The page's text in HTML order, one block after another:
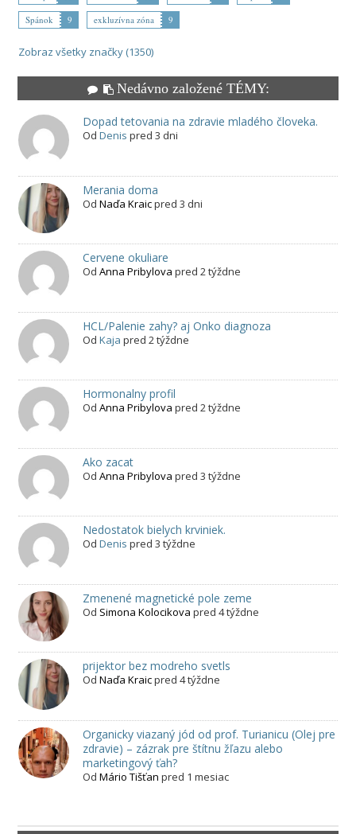
Spánok
9 exkluzívna zóna 9
Zobraz všetky značky (1350)
Nedávno založené TÉMY:
Dopad tetovania na zdravie mladého človeka.
Od Denis pred 3 dni
Merania doma
Od Naďa Kraicpred 3 dni
Cervene okuliare
Od Anna Pribylova pred 2 týždne
HCL/Palenie zahy? aj Onko diagnoza
Od Kaja pred 2 týždne
Hormonalny profil
Od Anna Pribylova pred 2 týždne
Ako zacat
Od Anna Pribylova pred 3 týždne
Nedostatok bielych krviniek.
Od Denis pred 3 týždne
Zmenené magnetické pole zeme
Od Simona Kolocikova pred 4 týždne
prijektor bez modreho svetls
Od Naďa Kraicpred 4 týždne
Organicky viazaný jód od prof. Turianicu (Olej pre
zdravie) – zázrak pre štítnu žľazu alebo
marketingový ťah?
Od Mário Tišťan pred 1 mesiac